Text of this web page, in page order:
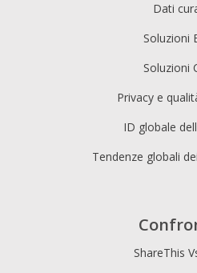
Dati
Soluzioni
Soluzioni
Privacy e
ID globale
Tendenze globali
ShareThis